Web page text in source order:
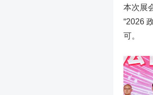
本次展
“2026
可。